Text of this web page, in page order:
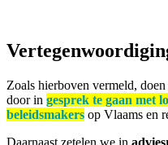
Zoals hierboven vermeld,
door in gesprek te gaan met
beleidsmakers op Vlaams en